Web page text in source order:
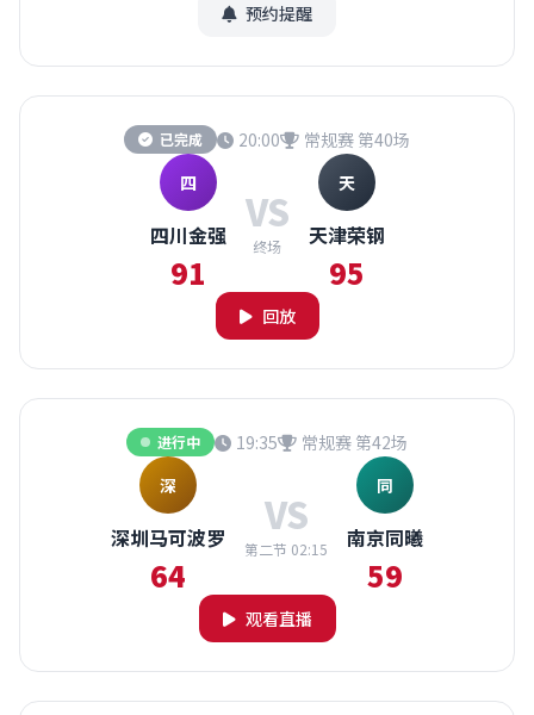
预约提醒
已完成 20:00
常规赛 第40场
四
四川金强
91
VS
终场
天
天津荣钢
95
回放
进行中 19:35
常规赛 第42场
深
深圳马可波罗
64
VS
第二节 02:15
同
南京同曦
59
观看直播